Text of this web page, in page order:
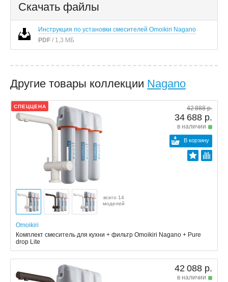
Скачать файлы
Инструкция по установки смесителей Omoikiri Nagano
PDF / 1,3 МБ
Другие товары коллекции Nagano
СПЕЦЦЕНА 42 888 р.
34 688 р.
в наличии
В корзину
всего 14
моделей
Omoikiri
Комплект смеситель для кухни + фильтр Omoikiri Nagano + Pure
drop Lite
42 088 р.
в наличии